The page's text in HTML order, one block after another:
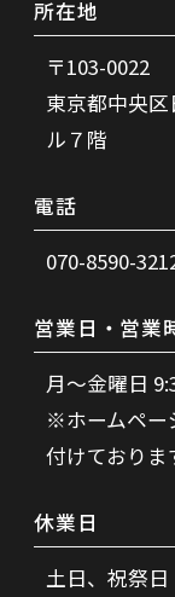
所在地
〒103-0022
東京都中央
ル７階
電話
070-8590-
営業日・営業
月～金曜日
※ホームペー
付けておりま
休業日
土日、祝祭日